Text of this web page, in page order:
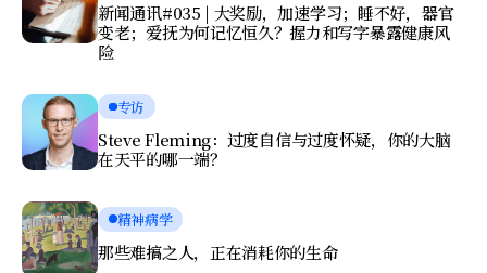
新闻通讯#035 | 大奖励，加速学习；睡不好，器官
变老；爱抚为何记忆恒久？握力和写字暴露健康风
险
专访
Steve Fleming：过度自信与过度怀疑，你的大脑
在天平的哪一端？
精神病学
那些难搞之人，正在消耗你的生命